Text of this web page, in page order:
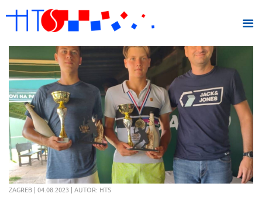
ZAGREB | 04.08.2023 | AUTOR: HTS